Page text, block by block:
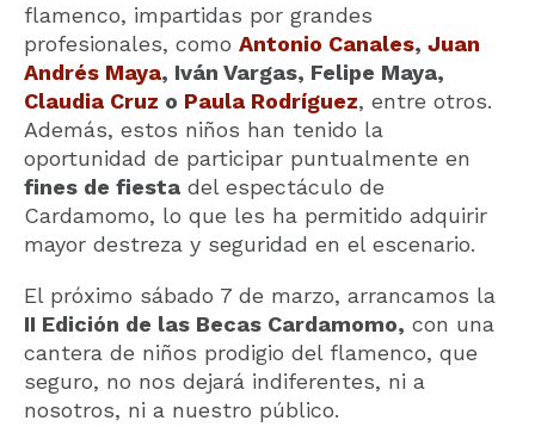
flamenco, impartidas por grandes
profesionales, como Antonio Canales, Juan
Andrés Maya, Iván Vargas, Felipe Maya,
Claudia Cruz o Paula Rodríguez, entre otros.
Además, estos niños han tenido la
oportunidad de participar puntualmente en
fines de fiesta del espectáculo de
Cardamomo, lo que les ha permitido adquirir
mayor destreza y seguridad en el escenario.
El próximo sábado 7 de marzo, arrancamos la
II Edición de las Becas Cardamomo, con una
cantera de niños prodigio del flamenco, que
seguro, no nos dejará indiferentes, ni a
nosotros, ni a nuestro público.